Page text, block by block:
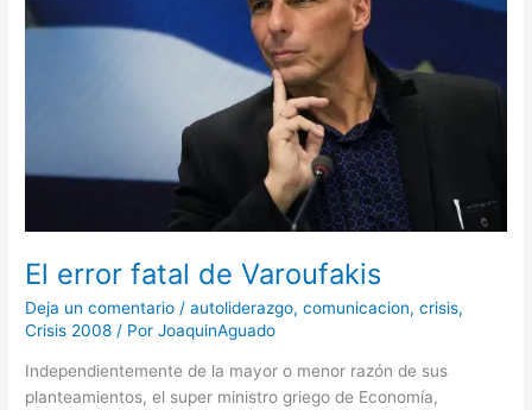
El error fatal de Varoufakis
Deja un comentario /autoliderazgo,comunicacion,crisis,
Crisis 2008 / PorJoaquinAguado
Independientemente de la mayor o menor razón de sus
planteamientos, el super ministro griego de Economía,
Varoufakis